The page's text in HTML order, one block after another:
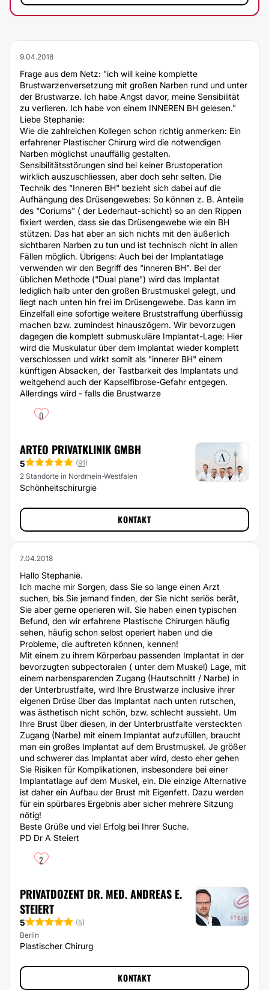
9.04.2018
Frage aus dem Netz: "ich will keine komplette
Brustwarzenversetzung mit großen Narben rund und unter
der Brustwarze. Ich habe Angst davor, meine Sensibilität
zu verlieren. Ich habe von einem INNEREN BH gelesen."
Liebe Stephanie:
Wie die zahlreichen Kollegen schon richtig anmerken: Ein
erfahrener Plastischer Chirurg wird die notwendigen
Narben möglichst unauffällig gestalten.
Sensibilitätsstörungen sind bei keiner Brustoperation
wirklich auszuschliessen, aber doch sehr selten. Die
Technik des "Inneren BH" bezieht sich dabei auf die
Aufhängung des Drüsengewebes: So können z. B. Anteile
des "Coriums" ( der Lederhaut-schicht) so an den Rippen
fixiert werden, dass sie das Drüsengewebe wie ein BH
stützen. Das hat aber an sich nichts mit den äußerlich
sichtbaren Narben zu tun und ist technisch nicht in allen
Fällen möglich. Übrigens: Auch bei der Implantatlage
verwenden wir den Begriff des "inneren BH". Bei der
üblichen Methode ("Dual plane") wird das Implantat
lediglich halb unter den großen Brustmuskel gelegt, und
liegt nach unten hin frei im Drüsengewebe. Das kann im
Einzelfall eine sofortige weitere Bruststraffung überflüssig
machen bzw. zumindest hinauszögern. Wir bevorzugen
dagegen die komplett submuskuläre Implantat-Lage: Hier
wird die Muskulatur über dem Implantat wieder komplett
verschlossen und wirkt somit als "innerer BH" einem
künftigen Absacken, der Tastbarkeit des Implantats und
weitgehend auch der Kapselfibrose-Gefahr entgegen.
Allerdings wird - falls die Brustwarze
0
ARTEO PRIVATKLINIK GMBH
5 (91)
2 Standorte in Nordrhein-Westfalen
Schönheitschirurgie
KONTAKT
7.04.2018
Hallo Stephanie.
Ich mache mir Sorgen, dass Sie so lange einen Arzt
suchen, bis Sie jemand finden, der Sie nicht seriös berät,
Sie aber gerne operieren will. Sie haben einen typischen
Befund, den wir erfahrene Plastische Chirurgen häufig
sehen, häufig schon selbst operiert haben und die
Probleme, die auftreten können, kennen!
Mit einem zu ihrem Körperbau passenden Implantat in der
bevorzugten subpectoralen ( unter dem Muskel) Lage, mit
einem narbensparenden Zugang (Hautschnitt / Narbe) in
der Unterbrustfalte, wird Ihre Brustwarze inclusive ihrer
eigenen Drüse über das Implantat nach unten rutschen,
was ästhetisch nicht schön, bzw. schlecht aussieht. Um
Ihre Brust über diesen, in der Unterbrustfalte versteckten
Zugang (Narbe) mit einem Implantat aufzufüllen, braucht
man ein großes Implantat auf dem Brustmuskel. Je größer
und schwerer das Implantat aber wird, desto eher gehen
Sie Risiken für Komplikationen, insbesondere bei einer
Implantatlage auf dem Muskel, ein. Die einzige Alternative
ist daher ein Aufbau der Brust mit Eigenfett. Dazu werden
für ein spürbares Ergebnis aber sicher mehrere Sitzung
nötig!
Beste Grüße und viel Erfolg bei Ihrer Suche.
PD Dr A Steiert
2
PRIVATDOZENT DR. MED. ANDREAS E.
STEIERT
5 (5)
Berlin
Plastischer Chirurg
KONTAKT